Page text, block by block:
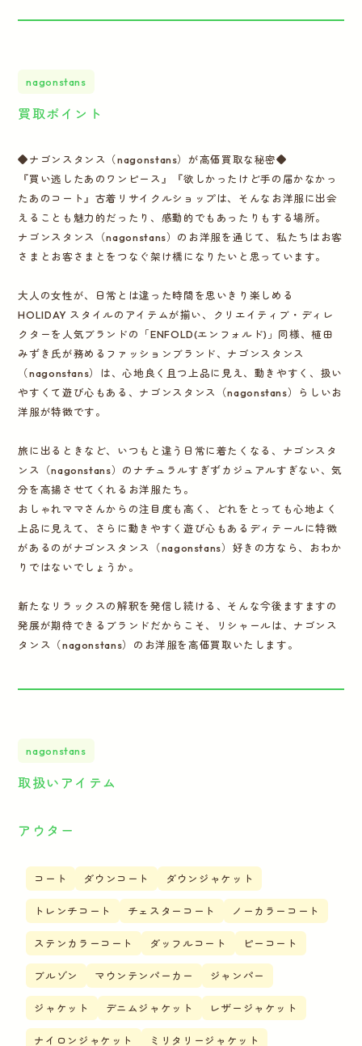
nagonstans
買取ポイント
◆ナゴンスタンス（nagonstans）が高価買取な秘密◆
『買い逃したあのワンピース』『欲しかったけど手の届かなかっ
たあのコート』古着リサイクルショップは、そんなお洋服に出会
えることも魅力的だったり、感動的でもあったりもする場所。
ナゴンスタンス（nagonstans）のお洋服を通じて、私たちはお客
さまとお客さまとをつなぐ架け橋になりたいと思っています。
大人の女性が、日常とは違った時間を思いきり楽しめる
HOLIDAY スタイルのアイテムが揃い、クリエイティブ・ディレ
クターを人気ブランドの「ENFOLD(エンフォルド)」同様、植田
みずき氏が務めるファッションブランド、ナゴンスタンス
（nagonstans）は、心地良く且つ上品に見え、動きやすく、扱い
やすくて遊び心もある、ナゴンスタンス（nagonstans）らしいお
洋服が特徴です。
旅に出るときなど、いつもと違う日常に着たくなる、ナゴンスタ
ンス（nagonstans）のナチュラルすぎずカジュアルすぎない、気
分を高揚させてくれるお洋服たち。
おしゃれママさんからの注目度も高く、どれをとっても心地よく
上品に見えて、さらに動きやすく遊び心もあるディテールに特徴
があるのがナゴンスタンス（nagonstans）好きの方なら、おわか
りではないでしょうか。
新たなリラックスの解釈を発信し続ける、そんな今後ますますの
発展が期待できるブランドだからこそ、リシャールは、ナゴンス
タンス（nagonstans）のお洋服を高価買取いたします。
nagonstans
取扱いアイテム
アウター
コート ダウンコート ダウンジャケット
トレンチコート チェスターコート ノーカラーコート
ステンカラーコート ダッフルコート ピーコート
ブルゾン マウンテンパーカー ジャンパー
ジャケット デニムジャケット レザージャケット
ナイロンジャケット ミリタリージャケット